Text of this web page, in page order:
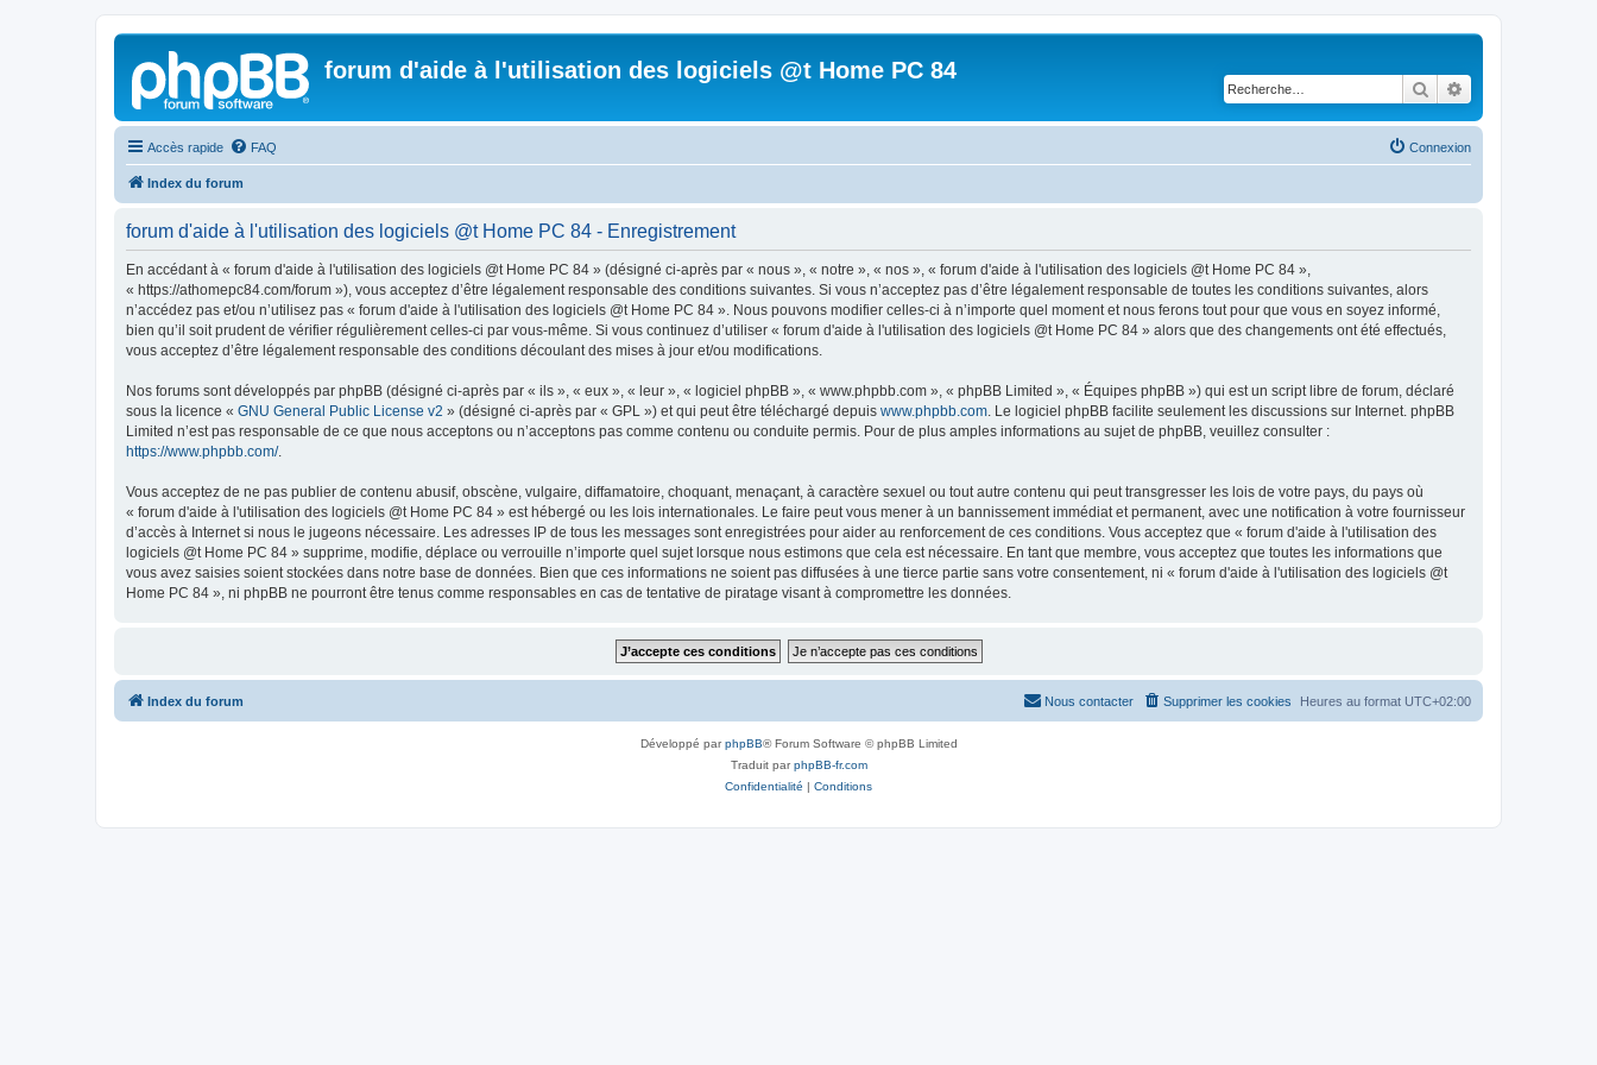
forum d'aide à l'utilisation des logiciels @t Home PC 84
Rechercher
Accès rapide FAQ Connexion
Index du forum
forum d'aide à l'utilisation des logiciels @t Home PC 84 - Enregistrement
En accédant à « forum d'aide à l'utilisation des logiciels @t Home PC 84 » (désigné ci-après par « nous », « notre », « nos », « forum d'aide à l'utilisation des logiciels @t Home PC 84 »,
« https://athomepc84.com/forum »), vous acceptez d’être légalement responsable des conditions suivantes. Si vous n’acceptez pas d’être légalement responsable de toutes les conditions suivantes, alors
n’accédez pas et/ou n’utilisez pas « forum d'aide à l'utilisation des logiciels @t Home PC 84 ». Nous pouvons modifier celles-ci à n’importe quel moment et nous ferons tout pour que vous en soyez informé,
bien qu’il soit prudent de vérifier régulièrement celles-ci par vous-même. Si vous continuez d’utiliser « forum d'aide à l'utilisation des logiciels @t Home PC 84 » alors que des changements ont été effectués,
vous acceptez d’être légalement responsable des conditions découlant des mises à jour et/ou modifications.
Nos forums sont développés par phpBB (désigné ci-après par « ils », « eux », « leur », « logiciel phpBB », « www.phpbb.com », « phpBB Limited », « Équipes phpBB ») qui est un script libre de forum, déclaré
sous la licence « GNU General Public License v2 » (désigné ci-après par « GPL ») et qui peut être téléchargé depuis www.phpbb.com. Le logiciel phpBB facilite seulement les discussions sur Internet. phpBB
Limited n’est pas responsable de ce que nous acceptons ou n’acceptons pas comme contenu ou conduite permis. Pour de plus amples informations au sujet de phpBB, veuillez consulter :
https://www.phpbb.com/.
Vous acceptez de ne pas publier de contenu abusif, obscène, vulgaire, diffamatoire, choquant, menaçant, à caractère sexuel ou tout autre contenu qui peut transgresser les lois de votre pays, du pays où
« forum d'aide à l'utilisation des logiciels @t Home PC 84 » est hébergé ou les lois internationales. Le faire peut vous mener à un bannissement immédiat et permanent, avec une notification à votre fournisseur
d’accès à Internet si nous le jugeons nécessaire. Les adresses IP de tous les messages sont enregistrées pour aider au renforcement de ces conditions. Vous acceptez que « forum d'aide à l'utilisation des
logiciels @t Home PC 84 » supprime, modifie, déplace ou verrouille n’importe quel sujet lorsque nous estimons que cela est nécessaire. En tant que membre, vous acceptez que toutes les informations que
vous avez saisies soient stockées dans notre base de données. Bien que ces informations ne soient pas diffusées à une tierce partie sans votre consentement, ni « forum d'aide à l'utilisation des logiciels @t
Home PC 84 », ni phpBB ne pourront être tenus comme responsables en cas de tentative de piratage visant à compromettre les données.
Index du forum Heures au format UTC+02:00
Supprimer les cookies
Nous contacter
Développé parphpBB® Forum Software © phpBB Limited
Traduit parphpBB-fr.com
Confidentialité | Conditions